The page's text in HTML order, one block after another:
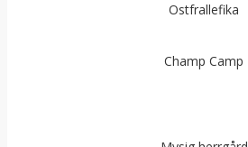
Ostfrallefika
Champ Camp